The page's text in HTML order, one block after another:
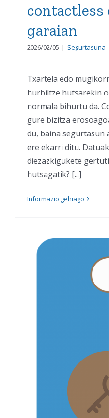
garaian
2026/02/05 | Segurtasuna
Txartela edo
hurbiltze hutsarekin
normala bihurtu da.
gure bizitza
du, baina segurtasun
ere ekarri ditu.
diezazkigukete
hutsagatik? [...]
Informazio gehiago